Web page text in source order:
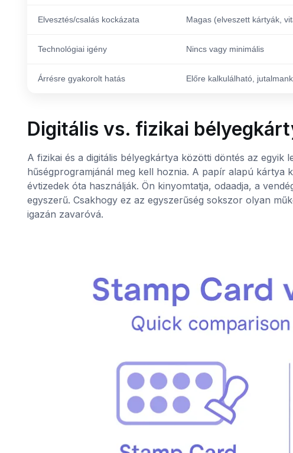
Elvesztés/csalás kockázata Magas (elveszett kártyák,
Technológiai igény Nincs vagy minimális
Árrésre gyakorolt hatás Előre kalkulálható,
Digitális vs. fizikai
A fizikai és a digitális bélyegkártya közötti döntés az egyik
hűségprogramjánál meg kell hoznia. A papír alapú kártya
évtizedek óta használják. Ön kinyomtatja, odaadja, a
egyszerű. Csakhogy ez az egyszerűség sokszor olyan
igazán zavaróvá.